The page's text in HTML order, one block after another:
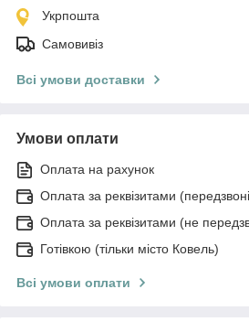
Укрпошта
Самовивіз
Всі умови доставки
Умови оплати
Оплата на рахунок
Оплата за реквізитами
Оплата за реквізитами (не
Готівкою (тільки місто Ковель)
Всі умови оплати